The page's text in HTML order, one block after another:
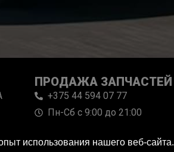
ПРОДАЖА ЗАПЧАСТЕЙ
+375 44 594 07 77
Пн-Сб с 9:00 до 21:00
© 2025. Все права защищены.
использования нашего веб-сайта.